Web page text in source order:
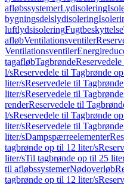
afløbssystemerLydisolering
bygningsdelslydisolering
luftlydsisoleringFugtbeskyttelse
afløbVentilationsventiler
Ventilationsventiler
tagafløbTagbrønde
l/sReservedele til Tagbrønde
liter/sReservedele til
liter/sReservedele til
renderReservedele til
l/sReservedele til Tagbrønde
liter/sReservedele til
liter/sDampspærreelementer
tagbrønde op til 12 liter/s
liter/sTil tagbrønde op til 25
til afløbssystemerNødoverløb
tagbrønde op til 12 liter/s